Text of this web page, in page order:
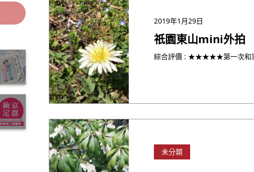
2019年1月29日
祇園東山mini外拍
未分類